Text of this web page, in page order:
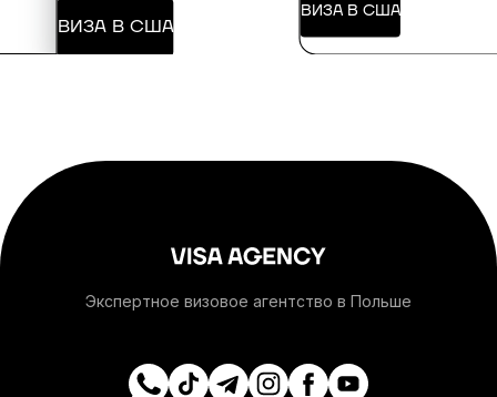
+244
+1-268
+374
ВИЗА В США
ВИЗА В США
Экспертное визовое агентство в Польше